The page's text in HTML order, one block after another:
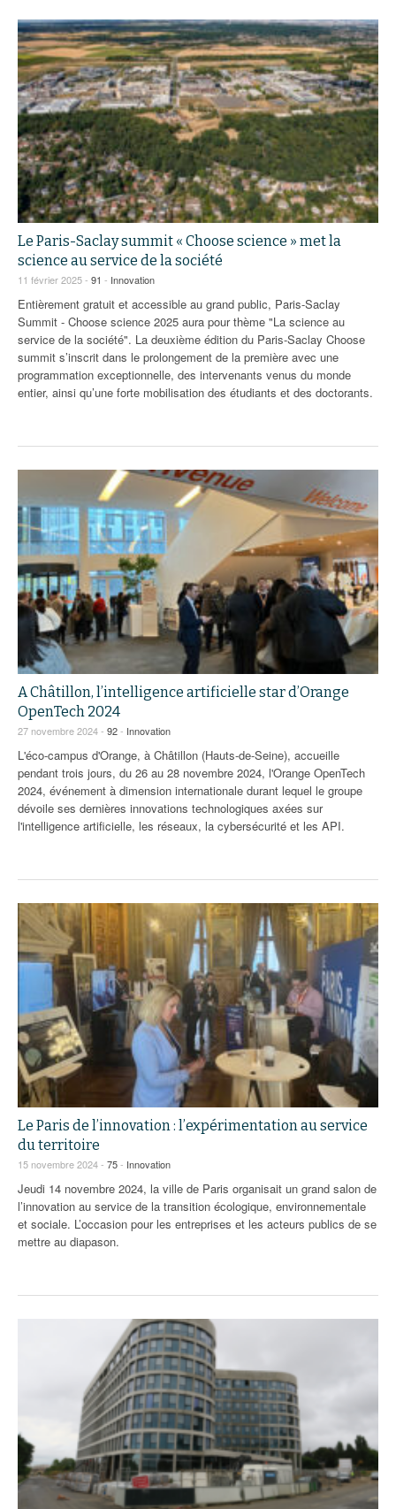
Le Paris-Saclay summit « Choose science » met la
science au service de la société
11 février 2025 - 91 - Innovation
Entièrement gratuit et accessible au grand public, Paris-Saclay
Summit - Choose science 2025 aura pour thème "La science au
service de la société". La deuxième édition du Paris-Saclay Choose
summit s’inscrit dans le prolongement de la première avec une
programmation exceptionnelle, des intervenants venus du monde
entier, ainsi qu’une forte mobilisation des étudiants et des doctorants.
A Châtillon, l’intelligence artificielle star d’Orange
OpenTech 2024
27 novembre 2024 - 92- Innovation
L'éco-campus d'Orange, à Châtillon (Hauts-de-Seine), accueille
pendant trois jours, du 26 au 28 novembre 2024, l'Orange OpenTech
2024, événement à dimension internationale durant lequel le groupe
dévoile ses dernières innovations technologiques axées sur
l'intelligence artificielle, les réseaux, la cybersécurité et les API.
Le Paris de l’innovation : l’expérimentation au service
du territoire
15 novembre 2024 - 75- Innovation
Jeudi 14 novembre 2024, la ville de Paris organisait un grand salon de
l’innovation au service de la transition écologique, environnementale
et sociale. L’occasion pour les entreprises et les acteurs publics de se
mettre au diapason.